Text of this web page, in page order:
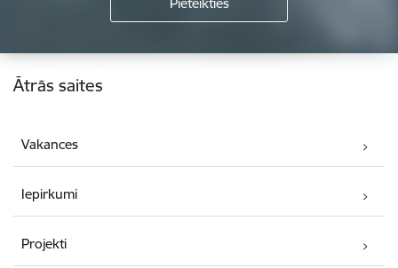
Kājene
Ātrās saites
Vakances
Iepirkumi
Projekti